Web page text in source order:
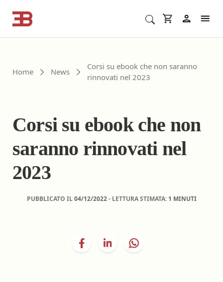
Home News
Corsi su ebook che non saranno
rinnovati nel 2023
Corsi su ebook che non
saranno rinnovati nel
2023
PUBBLICATO IL04/12/2022- LETTURA STIMATA: 1 MINUTI